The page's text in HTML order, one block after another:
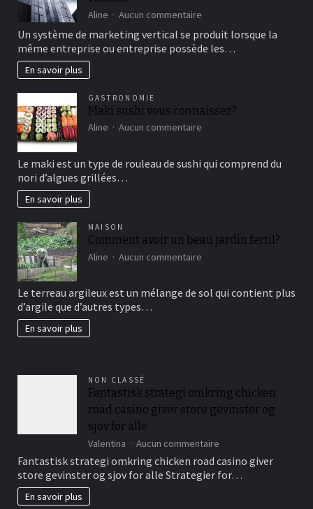
Aline Aucun commentaire
fonctionne
le
Un système de marketing vertical se produit lorsque la
même entreprise ou entreprise possède les…
En savoir plus
GASTRONOMIE
Maki sushi vous connaissez?
Aline Aucun commentaire
vous
Le maki est un type de rouleau de sushi qui comprend du
nori d’algues grillées…
En savoir plus
MAISON
Comment avoir un beau jardin fertil?
Aline Aucun commentaire
un
Le terreau argileux est un mélange de sol qui contient plus
d’argile que d’autres types…
En savoir plus
NON CLASSÉ
Fantastisk strategi omkring chicken
road casino giver store gevinster og
sjov for alle
Valentina Aucun commentaire
Fantastisk
strategi
omkring
Fantastisk strategi omkring chicken road casino giver
store gevinster og sjov for alle Strategier for…
En savoir plus